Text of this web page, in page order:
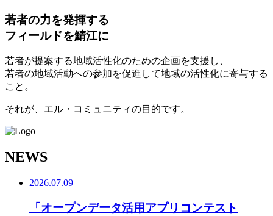
若者の力を発揮する
フィールドを鯖江に
若者が提案する地域活性化のための企画を支援し、
若者の地域活動への参加を促進して地域の活性化に寄与する
こと。
それが、エル・コミュニティの目的です。
NEWS
2026.07.09
「オープンデータ活用アプリコンテスト